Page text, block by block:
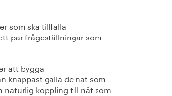
som ska tillfalla
par frågeställningar som
att bygga
knappast gälla de nät som
naturlig koppling till nät som